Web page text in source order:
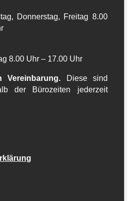
Donnerstag, Freitag 8.00
8.00 Uhr – 17.00 Uhr
Vereinbarung. Diese sind
der Bürozeiten jederzeit